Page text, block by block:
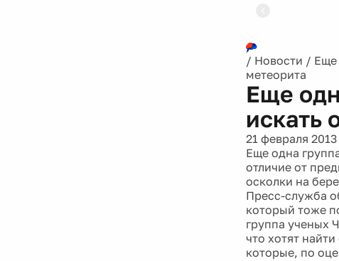
/ Новости / Еще
метеорита
Еще
искать
21 февраля 2013
Еще одна
отличие от
осколки на
Пресс-служба
который тоже
группа ученых
что хотят
которые, по